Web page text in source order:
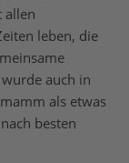
allen
leben, die
auch in
als etwas
besten